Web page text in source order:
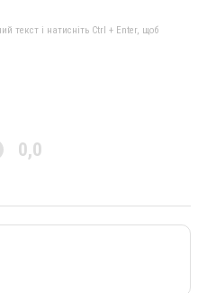
текст і натисніть Ctrl + Enter, щоб
0,0